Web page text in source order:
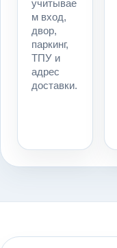
учитывае
м вход,
двор,
паркинг,
ТПУ и
адрес
доставки.